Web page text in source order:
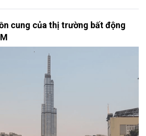
cung của thị trường bất động